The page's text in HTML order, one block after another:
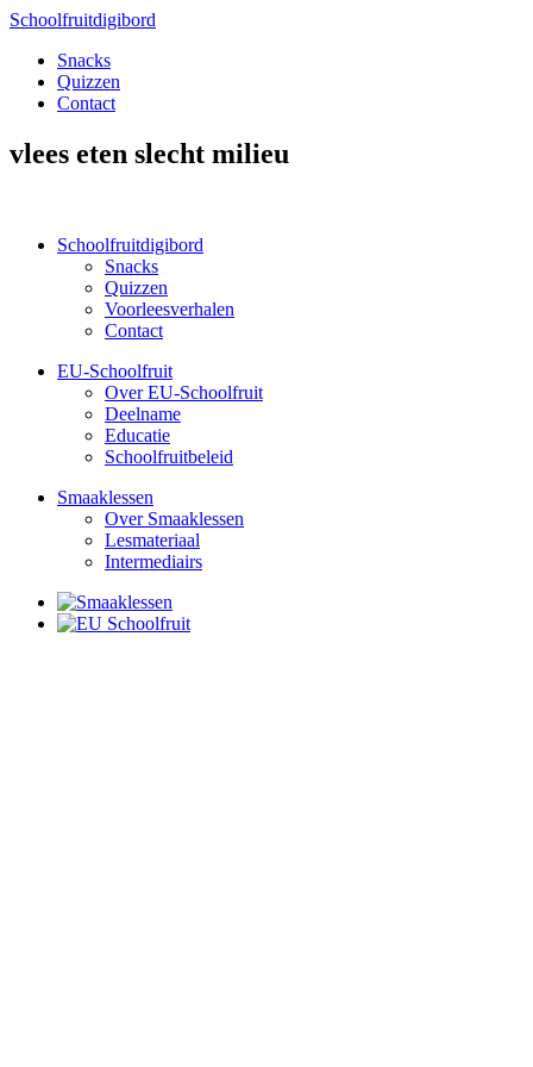
Schoolfruitdigibord
Snacks
Quizzen
Contact
vlees eten slecht milieu
Schoolfruitdigibord
Snacks
Quizzen
Voorleesverhalen
Contact
EU-Schoolfruit
Over EU-Schoolfruit
Deelname
Educatie
Schoolfruitbeleid
Smaaklessen
Over Smaaklessen
Lesmateriaal
Intermediairs